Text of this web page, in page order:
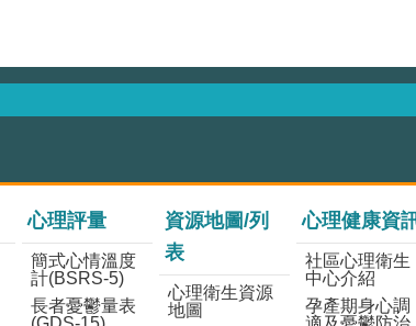
心理評量
簡式心情溫度
計(BSRS-5)
長者憂鬱量表
資源地圖/列
表
心理衛生資源
地圖
心理健康資
社區心理衛生
中心介紹
孕產期身心調